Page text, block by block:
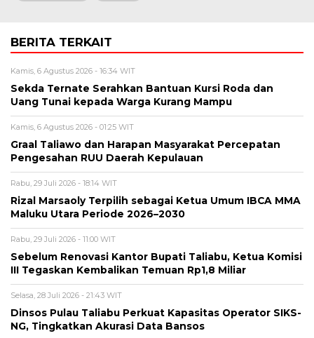
BERITA TERKAIT
Kamis, 6 Agustus 2026 - 16:34 WIT
Sekda Ternate Serahkan Bantuan Kursi Roda dan
Uang Tunai kepada Warga Kurang Mampu
Kamis, 6 Agustus 2026 - 01:25 WIT
Graal Taliawo dan Harapan Masyarakat Percepatan
Pengesahan RUU Daerah Kepulauan
Rabu, 29 Juli 2026 - 18:14 WIT
Rizal Marsaoly Terpilih sebagai Ketua Umum IBCA MMA
Maluku Utara Periode 2026–2030
Rabu, 29 Juli 2026 - 11:00 WIT
Sebelum Renovasi Kantor Bupati Taliabu, Ketua Komisi
III Tegaskan Kembalikan Temuan Rp1,8 Miliar
Selasa, 28 Juli 2026 - 21:43 WIT
Dinsos Pulau Taliabu Perkuat Kapasitas Operator SIKS-
NG, Tingkatkan Akurasi Data Bansos